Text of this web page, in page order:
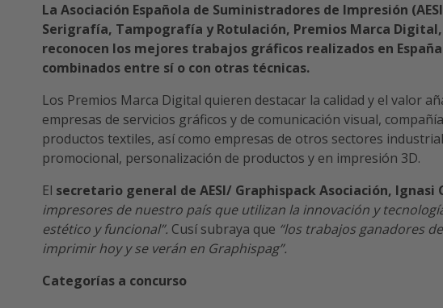
La Asociación Española de Suministradores de Impresión
Serigrafía, Tampografía y Rotulación, Premios Marca
reconocen los mejores trabajos gráficos realizados en
combinados entre sí o con otras técnicas.
Los Premios Marca Digital quieren destacar la calidad y el valor
empresas de servicios gráficos y de comunicación visual,
productos textiles, así como empresas de otros sectores
promocional, personalización de productos y en impresión 3D.
El secretario general de AESI/ Graphispack Asociación, Ignasi
impresores de nuestro país que utilizan la innovación y
estético y funcional”. Cusí subraya que “los trabajos ganadores
imprimir hoy y se verán en Graphispag”.
Categorías a concurso